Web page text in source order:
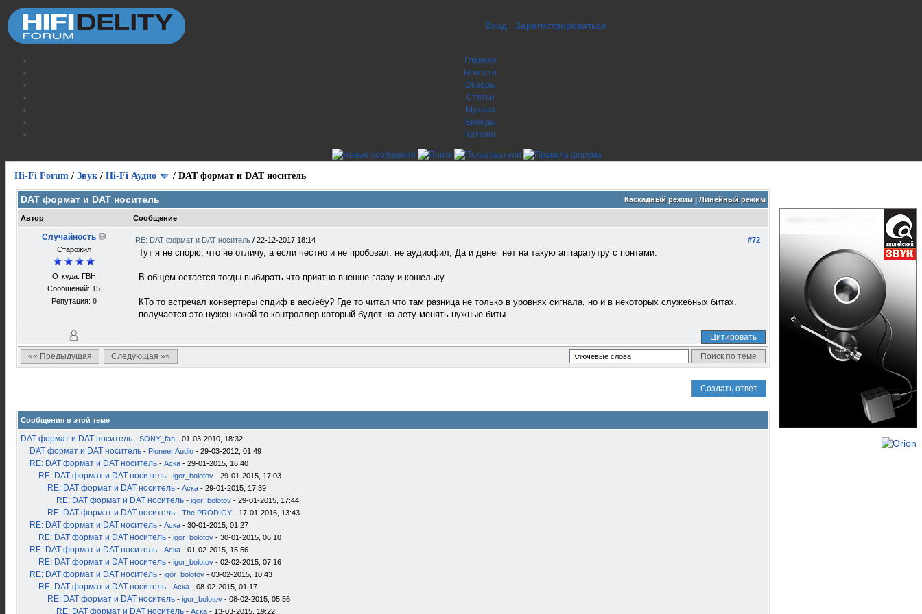
Вход Зарегистрироваться
Главная
Новости
Обзоры
Статьи
Музыка
Бренды
Каталог
Hi-Fi Forum / Звук / Hi-Fi Аудио / DAT формат и DAT носитель
Каскадный режим| Линейный режим
DAT формат и DAT носитель
Автор Сообщение
Случайность
Старожил
Откуда: ГВН
Сообщений: 15
Репутация: 0
#72
RE: DAT формат и DAT носитель / 22-12-2017 18:14
Тут я не спорю, что не отличу, а если честно и не пробовал. не аудиофил, Да и денег нет на такую аппаратутру с понтами.
В общем остается тогды выбирать что приятно внешне глазу и кошельку.
КТо то встречал конвертеры спдиф в аес/ебу? Где то читал что там разница не только в уровнях сигнала, но и в некоторых служебных битах.
получается это нужен какой то контроллер который будет на лету менять нужные биты
Цитировать
«« Предыдущая
Следующая »»
Создать ответ
Сообщения в этой теме
DAT формат и DAT носитель - SONY_fan - 01-03-2010, 18:32
DAT формат и DAT носитель - Pioneer Audio - 29-03-2012, 01:49
RE: DAT формат и DAT носитель - Аска - 29-01-2015, 16:40
RE: DAT формат и DAT носитель - igor_bolotov - 29-01-2015, 17:03
RE: DAT формат и DAT носитель - Аска - 29-01-2015, 17:39
RE: DAT формат и DAT носитель - igor_bolotov - 29-01-2015, 17:44
RE: DAT формат и DAT носитель - The PRODIGY - 17-01-2016, 13:43
RE: DAT формат и DAT носитель - Аска - 30-01-2015, 01:27
RE: DAT формат и DAT носитель - igor_bolotov - 30-01-2015, 06:10
RE: DAT формат и DAT носитель - Аска - 01-02-2015, 15:56
RE: DAT формат и DAT носитель - igor_bolotov - 02-02-2015, 07:16
RE: DAT формат и DAT носитель - igor_bolotov - 03-02-2015, 10:43
RE: DAT формат и DAT носитель - Аска - 08-02-2015, 01:17
RE: DAT формат и DAT носитель - igor_bolotov - 08-02-2015, 05:56
RE: DAT формат и DAT носитель - Аска - 13-03-2015, 19:22